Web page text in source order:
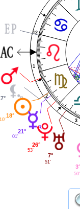
1
2
3
12
18°
10'
21°
01'
26°
53'
7°
51'
3°
50'